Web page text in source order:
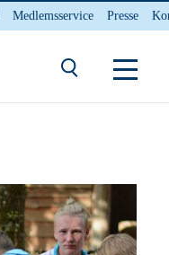
Medlemsservice Presse